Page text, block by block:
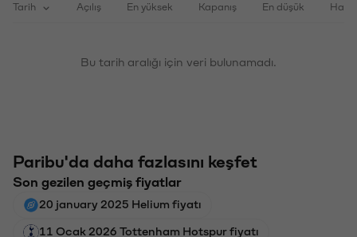
Tarih Açılış En yüksek Kapanış En düşük
Bu tarih aralığı için veri bulunamadı.
Paribu'da daha fazlasını keşfet
Son gezilen geçmiş fiyatlar
20 january 2025 Helium fiyatı
11 Ocak 2026 Tottenham Hotspur fiyatı